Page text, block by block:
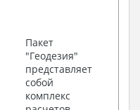
Пакет
"Геодезия"
представляет
собой
комплекс